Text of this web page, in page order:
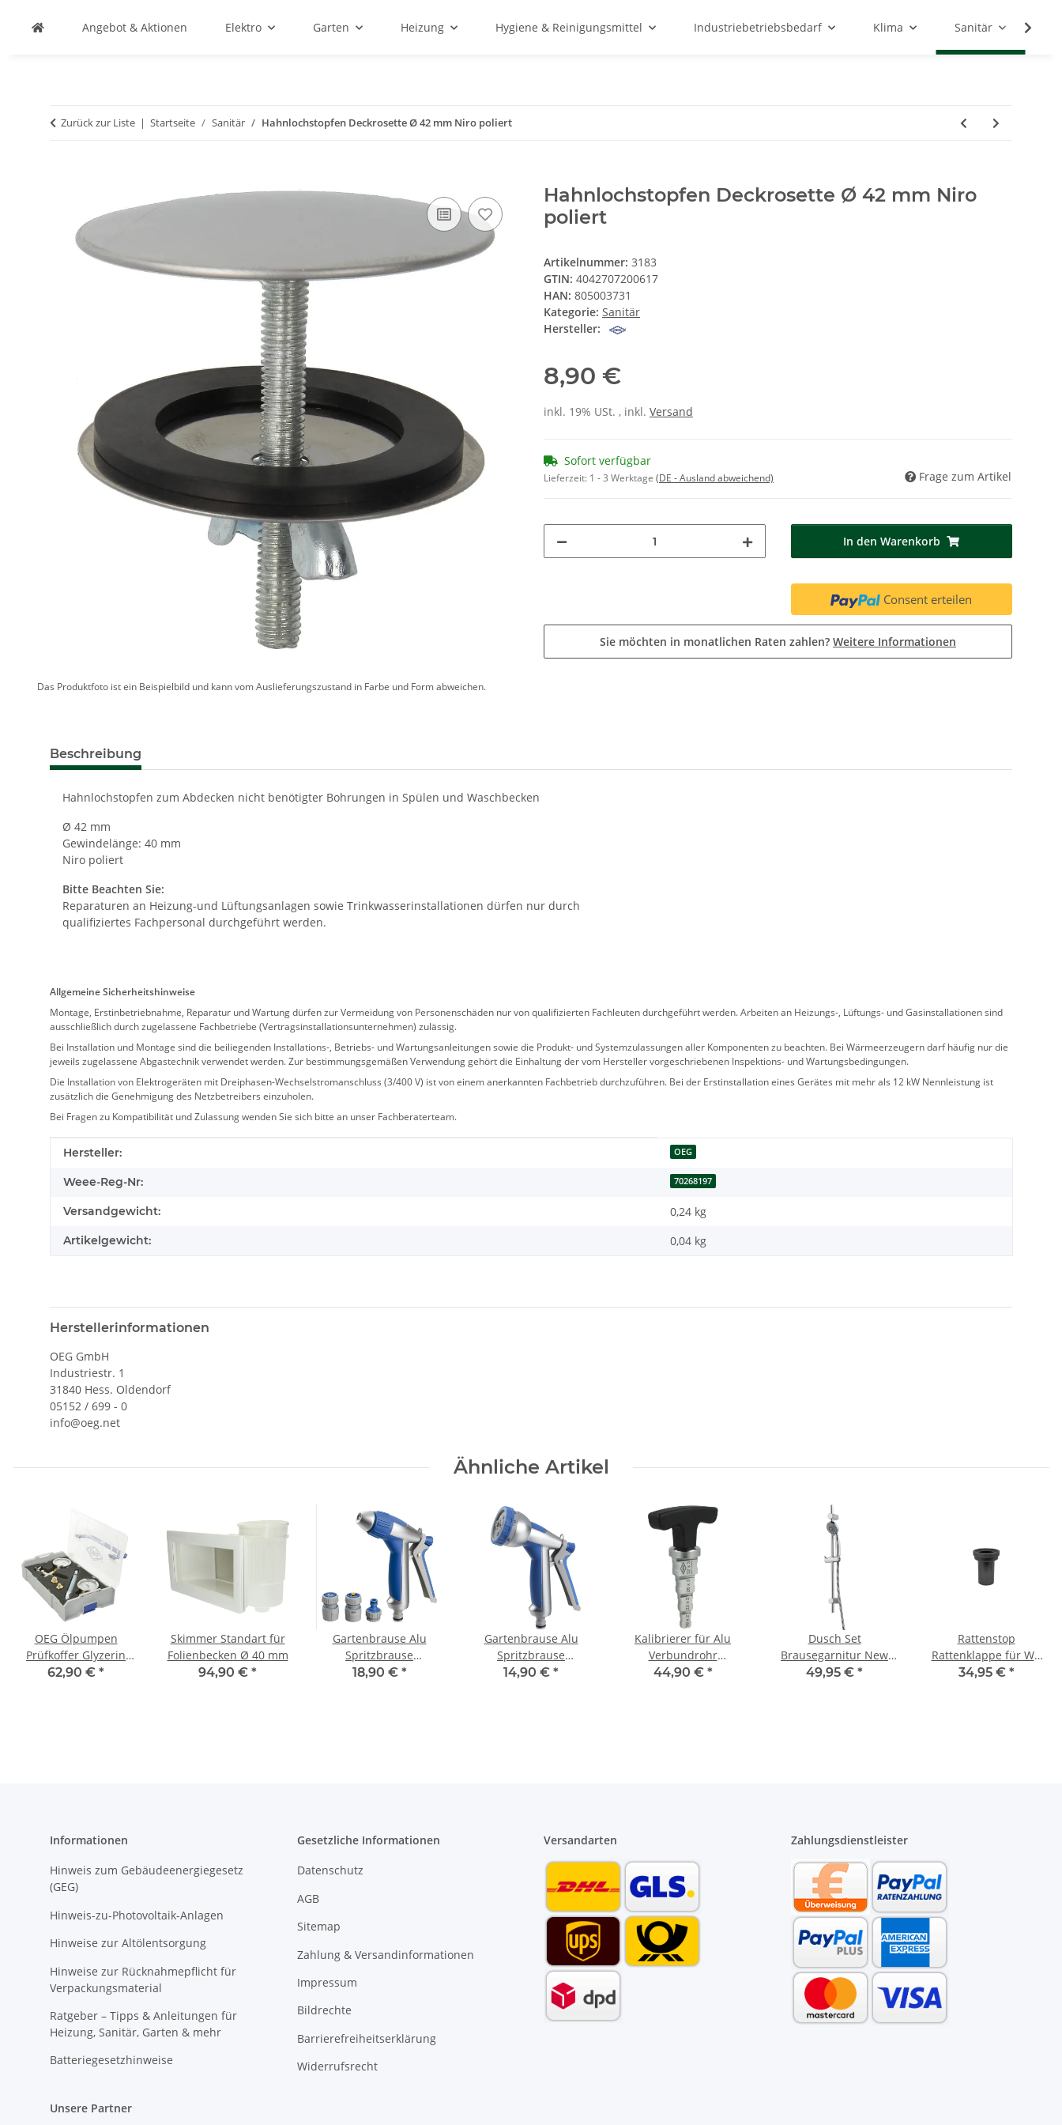
Angebot & Aktionen Elektro Garten Heizung Hygiene & Reinigungsmittel Industriebetriebsbedarf Klima Sanitär
Zurück zur Liste Startseite Sanitär Hahnlochstopfen Deckrosette Ø 42 mm Niro poliert
Das Produktfoto ist ein Beispielbild und kann vom Auslieferungszustand in Farbe und Form abweichen.
Hahnlochstopfen Deckrosette Ø 42 mm Niro
poliert
Artikelnummer: 3183
GTIN: 4042707200617
HAN: 805003731
Kategorie: Sanitär
Hersteller:
8,90 €
inkl. 19% USt. , inkl. Versand
Sofort verfügbar
Lieferzeit: 1 - 3 Werktage (DE - Ausland abweichend) Frage zum Artikel
In den Warenkorb
Consent erteilen
Sie möchten in monatlichen Raten zahlen? Weitere Informationen
Beschreibung
Hahnlochstopfen zum Abdecken nicht benötigter Bohrungen in Spülen und Waschbecken
Ø 42 mm
Gewindelänge: 40 mm
Niro poliert
Bitte Beachten Sie:
Reparaturen an Heizung-und Lüftungsanlagen sowie Trinkwasserinstallationen dürfen nur durch
qualifiziertes Fachpersonal durchgeführt werden.
Allgemeine Sicherheitshinweise
Montage, Erstinbetriebnahme, Reparatur und Wartung dürfen zur Vermeidung von Personenschäden nur von qualifizierten Fachleuten durchgeführt werden. Arbeiten an Heizungs-, Lüftungs- und Gasinstallationen sind
ausschließlich durch zugelassene Fachbetriebe (Vertragsinstallationsunternehmen) zulässig.
Bei Installation und Montage sind die beiliegenden Installations-, Betriebs- und Wartungsanleitungen sowie die Produkt- und Systemzulassungen aller Komponenten zu beachten. Bei Wärmeerzeugern darf häufig nur die
jeweils zugelassene Abgastechnik verwendet werden. Zur bestimmungsgemäßen Verwendung gehört die Einhaltung der vom Hersteller vorgeschriebenen Inspektions- und Wartungsbedingungen.
Die Installation von Elektrogeräten mit Dreiphasen-Wechselstromanschluss (3/400 V) ist von einem anerkannten Fachbetrieb durchzuführen. Bei der Erstinstallation eines Gerätes mit mehr als 12 kW Nennleistung ist
zusätzlich die Genehmigung des Netzbetreibers einzuholen.
Bei Fragen zu Kompatibilität und Zulassung wenden Sie sich bitte an unser Fachberaterteam.
Produkteigenschaft
Wert
Hersteller: OEG
Weee-Reg-Nr: 70268197
Versandgewicht: 0,24 kg
Artikelgewicht: 0,04 kg
Herstellerinformationen
OEG GmbH
Industriestr. 1
31840 Hess. Oldendorf
05152 / 699 - 0
info@oeg.net
Ähnliche Artikel
OEG Ölpumpen
Prüfkoffer Glyzerin
PPKG
62,90 € *
Skimmer Standart für
Folienbecken Ø 40 mm
94,90 € *
Gartenbrause Alu
Spritzbrause
Sprühpistole stufenlos
18,90 € *
Gartenbrause Alu
Spritzbrause
Sprühpistole 8 fach
14,90 € *
Kalibrierer für Alu
Verbundrohr
Kunststoffrohr 16 bis
44,90 € *
Dusch Set
Brausegarnitur New
Cento verchromt mit
49,95 € *
Rattenstop
Rattenklappe für WC
Anschlussgarnitur DN
34,95 € *
Informationen
Hinweis zum Gebäudeenergiegesetz
(GEG)
Hinweis-zu-Photovoltaik-Anlagen
Hinweise zur Altölentsorgung
Hinweise zur Rücknahmepflicht für
Verpackungsmaterial
Ratgeber – Tipps & Anleitungen für
Heizung, Sanitär, Garten & mehr
Batteriegesetzhinweise
Gesetzliche Informationen
Datenschutz
AGB
Sitemap
Zahlung & Versandinformationen
Impressum
Bildrechte
Barrierefreiheitserklärung
Widerrufsrecht
Versandarten Zahlungsdienstleister
Unsere Partner